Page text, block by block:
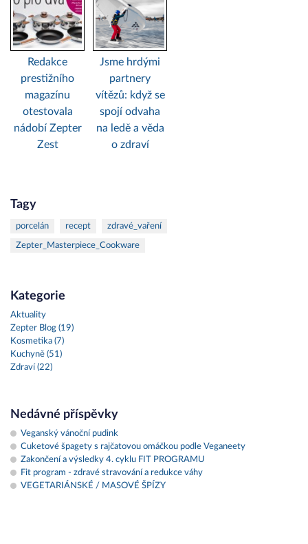
Redakce
prestižního
magazínu
otestovala
nádobí Zepter
Zest
Jsme hrdými
partnery
vítězů: když se
spojí odvaha
na ledě a věda
o zdraví
Tagy
porcelán recept zdravé_vaření
Zepter_Masterpiece_Cookware
Kategorie
Aktuality
Zepter Blog (19)
Kosmetika (7)
Kuchyně (51)
Zdraví (22)
Nedávné příspěvky
Veganský vánoční pudink
Cuketové špagety s rajčatovou omáčkou podle Veganeety
Zakončení a výsledky 4. cyklu FIT PROGRAMU
Fit program - zdravé stravování a redukce váhy
VEGETARIÁNSKÉ / MASOVÉ ŠPÍZY